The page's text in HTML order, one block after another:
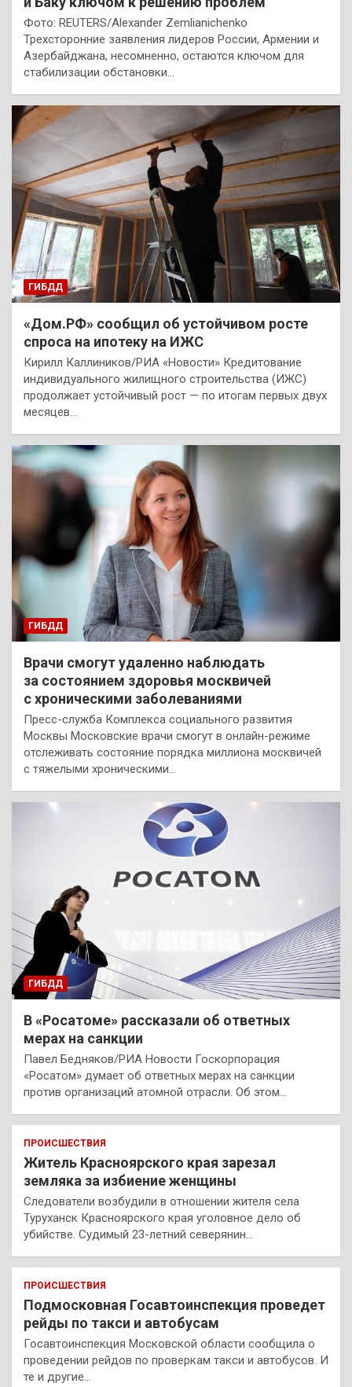
Фото: REUTERS/Alexander Zemlianichenko
Трехсторонние заявления лидеров России, Армении и
Азербайджана, несомненно, остаются ключом для
стабилизации обстановки…
ГИБДД
«Дом.РФ» сообщил об устойчивом росте
спроса на ипотеку на ИЖС
Кирилл Каллиников/РИА «Новости» Кредитование
индивидуального жилищного строительства (ИЖС)
продолжает устойчивый рост — по итогам первых двух
месяцев…
ГИБДД
Врачи смогут удаленно наблюдать
за состоянием здоровья москвичей
с хроническими заболеваниями
Пресс-служба Комплекса социального развития
Москвы Московские врачи смогут в онлайн-режиме
отслеживать состояние порядка миллиона москвичей
с тяжелыми хроническими…
ГИБДД
В «Росатоме» рассказали об ответных
мерах на санкции
Павел Бедняков/РИА Новости Госкорпорация
«Росатом» думает об ответных мерах на санкции
против организаций атомной отрасли. Об этом…
ПРОИСШЕСТВИЯ
Житель Красноярского края зарезал
земляка за избиение женщины
Следователи возбудили в отношении жителя села
Туруханск Красноярского края уголовное дело об
убийстве. Судимый 23-летний северянин…
ПРОИСШЕСТВИЯ
Подмосковная Госавтоинспекция проведет
рейды по такси и автобусам
Госавтоинспекция Московской области сообщила о
проведении рейдов по проверкам такси и автобусов. И
те и другие…